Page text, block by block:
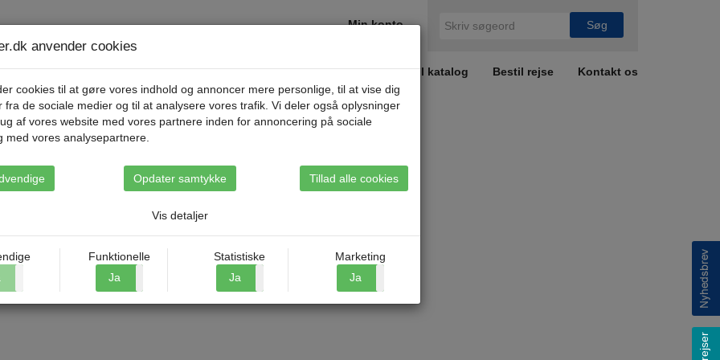
Min konto
Destinationer Rejsetyper Om Riis Rejser Bestil katalog Bestil rejse Kontakt os
i Lübeck og Hamburg
anvender cookies
cookies til at gøre vores indhold og annoncer mere personlige, til at vise dig
fra de sociale medier og til at analysere vores trafik. Vi deler også oplysninger
af vores website med vores partnere inden for annoncering på sociale
med vores analysepartnere.
Opdater samtykke Tillad alle cookies
Vis detaljer
Funktionelle
Ja
Statistiske
Ja
Marketing
Ja